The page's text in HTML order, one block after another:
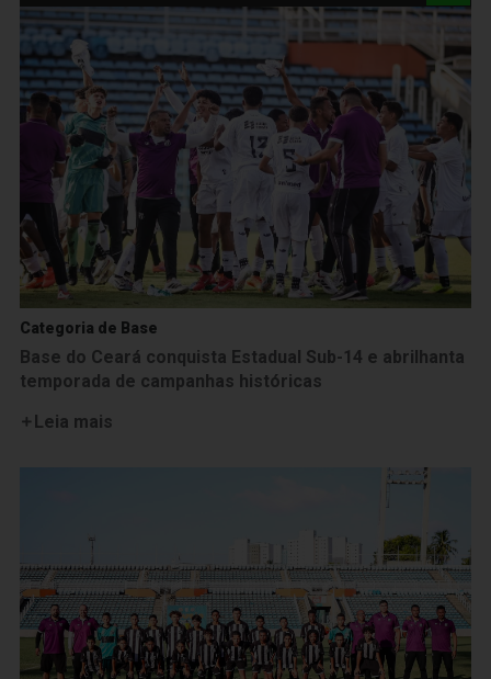
Categoria de Base
Base do Ceará conquista Estadual Sub-14 e abrilhanta
temporada de campanhas históricas
Leia mais